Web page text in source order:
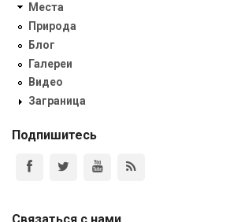
Места
Природа
Блог
Галереи
Видео
Заграница
Подпишитесь